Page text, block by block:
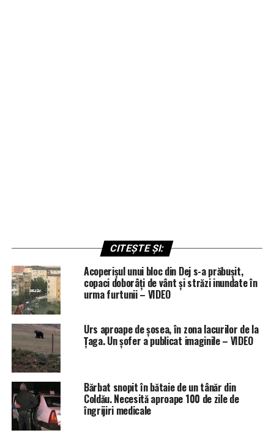
CITEȘTE ȘI:
Acoperișul unui bloc din Dej s-a prăbușit,
copaci doborâți de vânt și străzi inundate în
urma furtunii – VIDEO
Urs aproape de șosea, în zona lacurilor de la
Țaga. Un șofer a publicat imaginile – VIDEO
Bărbat snopit în bătaie de un tânăr din
Coldău. Necesită aproape 100 de zile de
îngrijiri medicale